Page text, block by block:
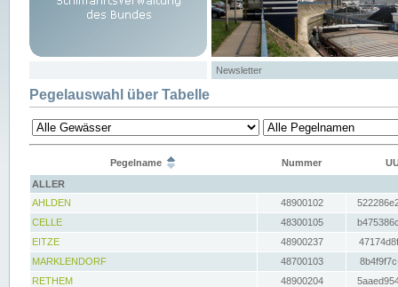
Newsletter
Pegelauswahl über Tabelle
Pegelname Nummer
ALLER
AHLDEN
48900102
CELLE
48300105
EITZE
48900237
MARKLENDORF
48700103
RETHEM
48900204